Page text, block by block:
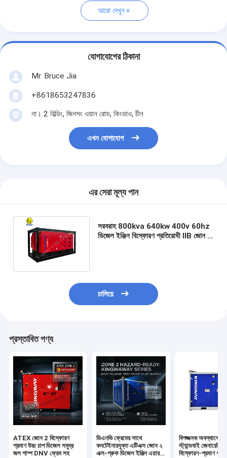
আরো দেখুন
যোগাযোগের ঠিকানা
Mr. Bruce Jia
+8618653247836
না। 2 বিল্ডিং, জিনসং ওয়ান রোড, কিংডাও, চীন
এখন যোগাযোগ
এর সেরা মূল্য পান
সরবরাহ 800kva 640kw 400v 60hz
ডিজেল ইঞ্জিন বিস্ফোরণ প্রতিরোধী IIB জোন 2
চালিয়ে
প্রস্তাবিত পণ্য
ATEX জোন 2 বিস্ফোরণ
প্রমাণ উচ্চ চাপ ডিজেল সমুদ্র
জল পাম্প DNV ফ্রেম সহ
ডিএনভি ফ্রেমের সাথে
কনটেইনারযুক্ত এটিএক্স জোন ২
এক্স-প্রুফ ডিজেল ইঞ্জিন এয়ার
বিপজ্জনক অবস্থানের
স্ট্যান্ডবাই জেনারেটরের
বিস্ফোরণ-প্রমাণ